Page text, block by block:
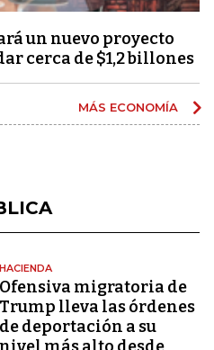
un nuevo proyecto
cerca de $1,2 billones
MÁS ECONOMÍA
HACIENDA
Ofensiva migratoria de
Trump lleva las órdenes
de deportación a su